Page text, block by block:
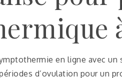
en ligne avec
d’ovulation pour un